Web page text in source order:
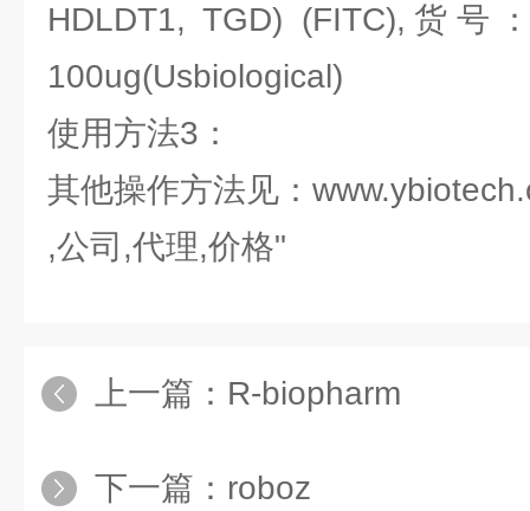
HDLDT1, TGD) (FITC),货号
100ug(Usbiological)
使用方法3：
其他操作方法见：
,公司,代理,价格"
上一篇： R-biopharm
下一篇： roboz